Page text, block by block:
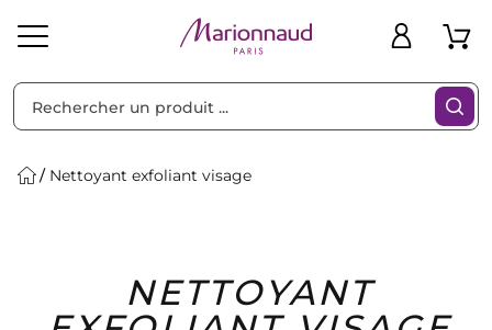
Homme Marques Idées
Cadeaux
Bons
Nettoyant exfoliant visage
NETTOYANT
Filtres